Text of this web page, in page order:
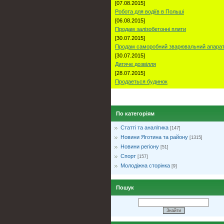
[07.08.2015]
Робота для водіїв в Польші
[06.08.2015]
Продам залізобетонні плити
[30.07.2015]
Продам саморобний зварювальний апарат
[30.07.2015]
Дитяче дозвілля
[28.07.2015]
Продаеться будинок
По категоріям
Статті та аналітика [147]
Новини Яготина та району [1315]
Новини регіону [51]
Спорт [157]
Молодіжна сторінка [9]
Пошук